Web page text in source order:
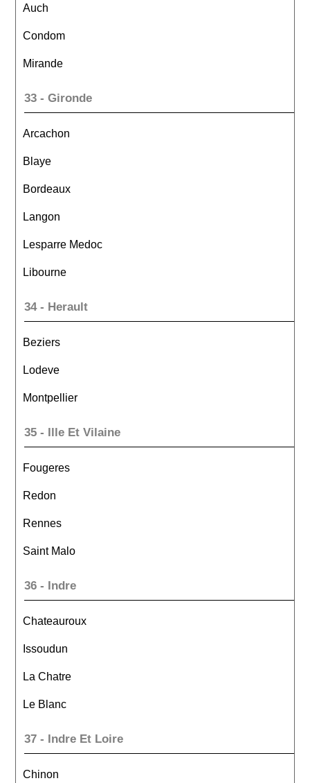
Auch
Condom
Mirande
33 - Gironde
Arcachon
Blaye
Bordeaux
Langon
Lesparre Medoc
Libourne
34 - Herault
Beziers
Lodeve
Montpellier
35 - Ille Et Vilaine
Fougeres
Redon
Rennes
Saint Malo
36 - Indre
Chateauroux
Issoudun
La Chatre
Le Blanc
37 - Indre Et Loire
Chinon